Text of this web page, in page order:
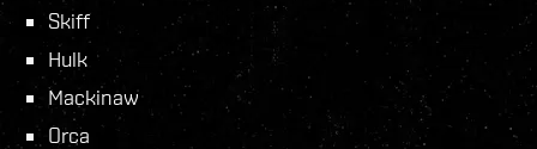
Skiff
Hulk
Mackinaw
Orca